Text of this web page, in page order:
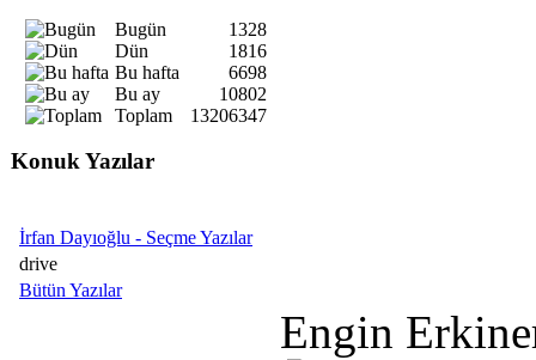
Bugün
1328
Dün
1816
Bu hafta
6698
Bu ay
10802
Toplam
13206347
Konuk Yazılar
İrfan Dayıoğlu - Seçme Yazılar
drive
Bütün Yazılar
Engin